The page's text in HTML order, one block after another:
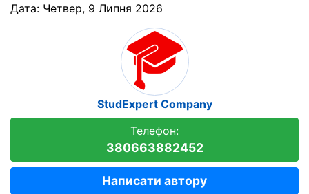
Дата: Четвер, 9 Липня 2026
StudExpert Company
Телефон:
380663882452
Написати автору